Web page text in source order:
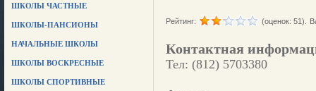
ШКОЛЫ ЧАСТНЫЕ
ШКОЛЫ-ПАНСИОНЫ
НАЧАЛЬНЫЕ ШКОЛЫ
ШКОЛЫ ВОСКРЕСНЫЕ
ШКОЛЫ СПОРТИВНЫЕ
Рейтинг: (оценок: 51).
Контактная
Тел: (812) 5703380